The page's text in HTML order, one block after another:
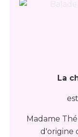
La
Madame
d'origine